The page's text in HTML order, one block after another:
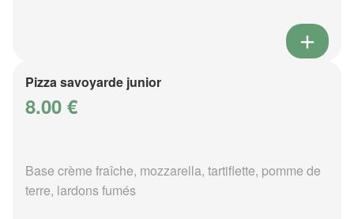
Pizza savoyarde junior
8.00 €
Base crème fraîche, mozzarella, tartiflette, pomme de
terre, lardons fumés